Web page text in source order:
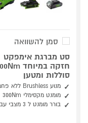
סמן להשוואה
סט מברגת אימפקט
סוללות ומטען
מנוע Brushless ללא פחמים
מומנט מקסימלי 300Nm
בורר מומנט ל 3 מצבי עבודה